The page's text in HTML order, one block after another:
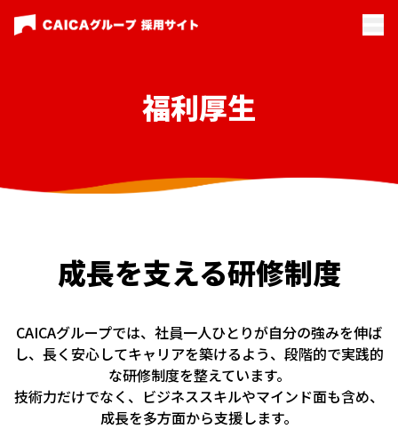
福利厚生
成長を支える研修制度
CAICAグループでは、社員一人ひとりが自分の強みを伸ば
し、長く安心してキャリアを築けるよう、段階的で実践的
な研修制度を整えています。
技術力だけでなく、ビジネススキルやマインド面も含め、
成長を多方面から支援します。